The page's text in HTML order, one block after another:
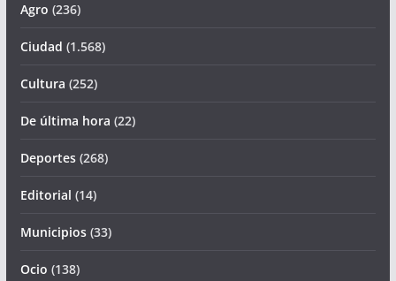
Agro (236)
Ciudad (1.568)
Cultura (252)
De última hora (22)
Deportes(268)
Editorial (14)
Municipios(33)
Ocio (138)